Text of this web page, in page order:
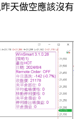
天做空應該沒有